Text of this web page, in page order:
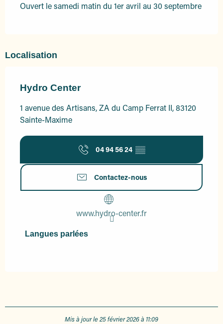
Ouvert le samedi matin du 1er avril au 30 septembre
Localisation
Hydro Center
1 avenue des Artisans, ZA du Camp Ferrat II, 83120
Sainte-Maxime
04 94 56 24 ▒▒
Contactez-nous
www.hydro-center.fr
Langues parlées
Langues parlées
Mis à jour le 25 février 2026 à 11:09